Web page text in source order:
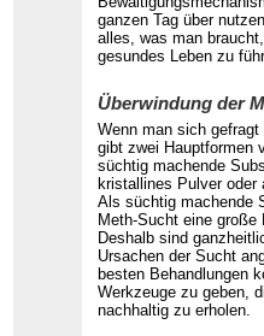
ganzen Tag über
alles, was man
gesundes Leben zu
Überwindung der
Wenn man sich
gibt zwei Hauptformen
süchtig machende
kristallines Pulver oder
Als süchtig machende
Meth-Sucht eine große
Deshalb sind
Ursachen der Sucht
besten Behandlungen
Werkzeuge zu geben,
nachhaltig zu erholen.